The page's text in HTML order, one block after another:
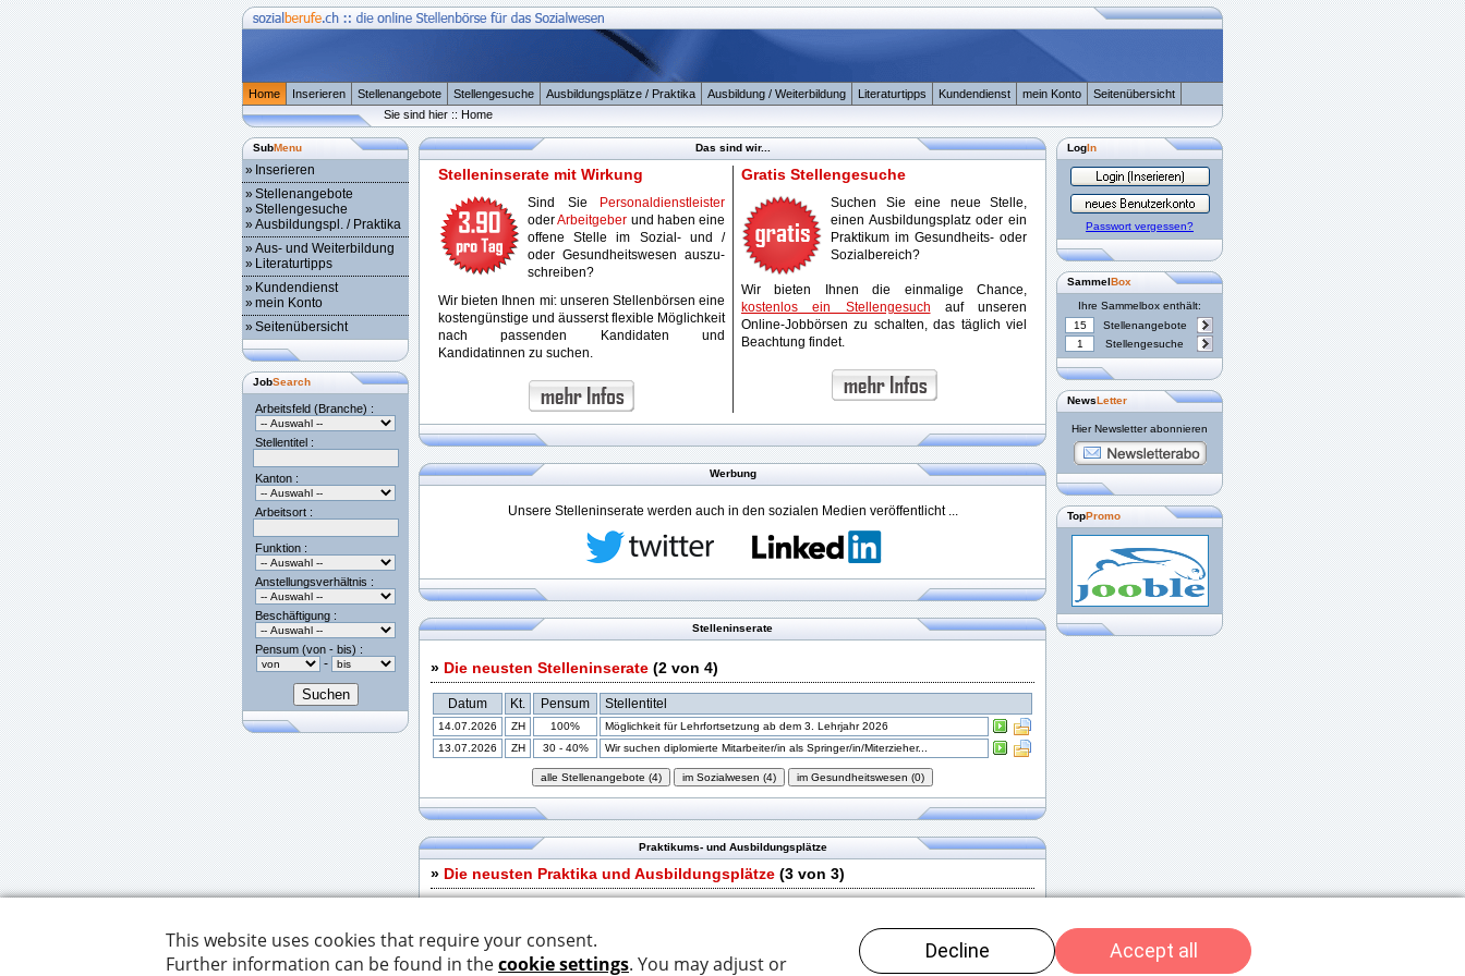
Home Inserieren Stellenangebote Stellengesuche Ausbildungsplätze / Praktika Ausbildung / Weiterbildung Literaturtipps Kundendienst mein Konto
Seitenübersicht
Sie sind hier :: Home
SubMenu
» Inserieren
»Stellenangebote
»Stellengesuche
»Ausbildungspl. / Praktika
»Aus- und Weiterbildung
» Literaturtipps
» Kundendienst
»mein Konto
»Seitenübersicht
JobSearch
Arbeitsfeld (Branche) :
Stellentitel :
Kanton :
Arbeitsort :
Funktion :
Anstellungsverhältnis :
Beschäftigung :
Pensum (von - bis) :
-
Das sind wir...
Stelleninserate mit Wirkung
Sind Sie
Personaldienstleister
oderArbeitgeber und haben eine
offene Stelle im Sozial- und /
oder Gesundheitswesen auszu-
schreiben?
Wir bieten Ihnen mit unseren Stellenbörsen eine
kostengünstige und äusserst flexible Möglichkeit
nach passenden Kandidaten und
Kandidatinnen zu suchen.
Gratis Stellengesuche
Suchen Sie eine neue Stelle,
einen Ausbildungsplatz oder ein
Praktikum im Gesundheits- oder
Sozialbereich?
Wir bieten Ihnen die einmalige Chance,
kostenlos ein Stellengesuch auf unseren
Online-Jobbörsen zu schalten, das täglich viel
Beachtung findet.
Werbung
Unsere Stelleninserate werden auch in den sozialen Medien veröffentlicht ...
Stelleninserate
» Die neusten Stelleninserate (2 von 4)
Datum Kt. Pensum Stellentitel
14.07.2026 ZH 100%
Möglichkeit für Lehrfortsetzung ab dem 3. Lehrjahr 2026
13.07.2026
ZH 30 - 40% Wir suchen diplomierte Mitarbeiter/in als Springer/in/Miterzieher...
Praktikums- und Ausbildungsplätze
» Die neusten Praktika und Ausbildungsplätze (3 von 3)
14.07.2026
Möglichkeit für Lehrfortsetzung ab dem 3. Lehrjahr 2026
08.07.2026
LogIn
Passwort vergessen?
SammelBox
Ihre Sammelbox enthält:
15
Stellenangebote
1
Stellengesuche
NewsLetter
Hier Newsletter abonnieren
TopPromo